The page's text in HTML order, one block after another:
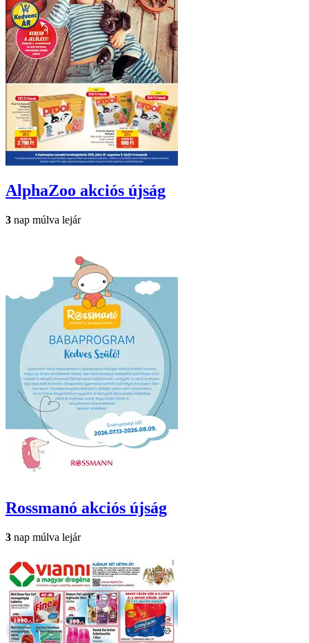
AlphaZoo akciós újság
3 nap múlva lejár
Rossmanó akciós újság
3 nap múlva lejár